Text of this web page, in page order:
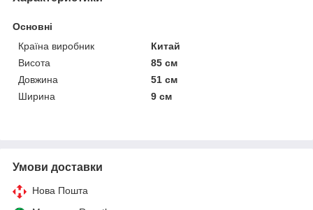
Основні
Країна виробник
Китай
Висота
85 см
Довжина
51 см
Ширина
9 см
Умови доставки
Нова Пошта